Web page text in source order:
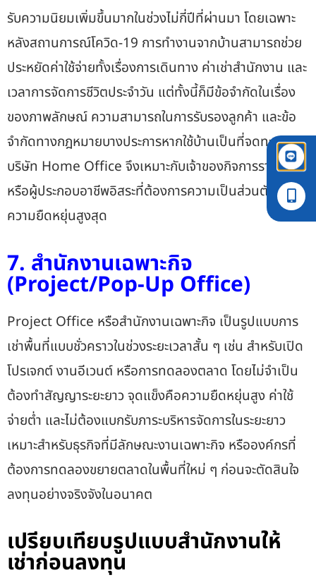
รับความนิยมเพิ่มขึ้นมากในช่วงไม่กี่ปีที่ผ่านมา โดยเฉพาะ
หลังสถานการณ์โควิด-19 การทำงานจากบ้านสามารถช่วย
ประหยัดค่าใช้จ่ายทั้งเรื่องการเดินทาง ค่าเช่าสำนักงาน และ
เวลาการจัดการชีวิตประจำวัน แต่ทั้งนี้ก็มีข้อจำกัดในเรื่อง
ของภาพลักษณ์ ความสามารถในการรับรองลูกค้า และข้อ
จำกัดทางกฎหมายบางประการหากใช้บ้านเป็นที่จดทะเบียน
บริษัท Home Office จึงเหมาะกับเจ้าของกิจการรายย่อย
หรือผู้ประกอบอาชีพอิสระที่ต้องการความเป็นส่วนตัวและ
ความยืดหยุ่นสูงสุด
7. สำนักงานเฉพาะกิจ
(Project/Pop-Up Office)
Project Office หรือสำนักงานเฉพาะกิจ เป็นรูปแบบการ
เช่าพื้นที่แบบชั่วคราวในช่วงระยะเวลาสั้น ๆ เช่น สำหรับเปิด
โปรเจกต์ งานอีเวนต์ หรือการทดลองตลาด โดยไม่จำเป็น
ต้องทำสัญญาระยะยาว จุดแข็งคือความยืดหยุ่นสูง ค่าใช้
จ่ายต่ำ และไม่ต้องแบกรับภาระบริหารจัดการในระยะยาว
เหมาะสำหรับธุรกิจที่มีลักษณะงานเฉพาะกิจ หรือองค์กรที่
ต้องการทดลองขยายตลาดในพื้นที่ใหม่ ๆ ก่อนจะตัดสินใจ
ลงทุนอย่างจริงจังในอนาคต
เปรียบเทียบรูปแบบสำนักงานให้
เช่าก่อนลงทุน